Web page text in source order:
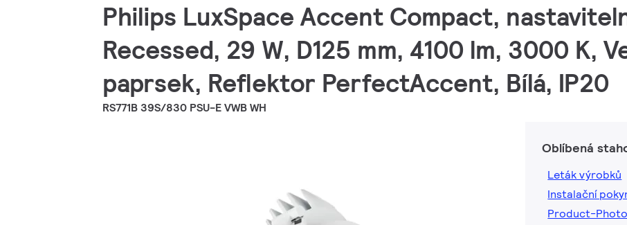
Philips LuxSpace Accent Compact,
Recessed, 29 W, D125 mm, 4100 lm, 3000 K,
paprsek, Reflektor PerfectAccent, Bílá, IP20
RS771B 39S/830 PSU-E VWB WH
Oblíbená
Leták výrobků
Instalační
Product-